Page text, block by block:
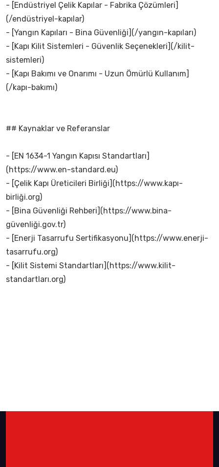
- [Endüstriyel Çelik Kapılar - Fabrika Çözümleri]
(/endüstriyel-kapılar)
- [Yangın Kapıları - Bina Güvenliği](/yangın-kapıları)
- [Kapı Kilit Sistemleri - Güvenlik Seçenekleri](/kilit-
sistemleri)
- [Kapı Bakımı ve Onarımı - Uzun Ömürlü Kullanım]
(/kapı-bakımı)
## Kaynaklar ve Referanslar
- [EN 1634-1 Yangın Kapısı Standartları]
(https://www.en-standard.eu)
- [Çelik Kapı Üreticileri Birliği](https://www.kapı-
birliği.org)
- [Bina Güvenliği Rehberi](https://www.bina-
güvenliği.gov.tr)
- [Enerji Tasarrufu Sertifikasyonu](https://www.enerji-
tasarrufu.org)
- [Kilit Sistemi Standartları](https://www.kilit-
standartları.org)